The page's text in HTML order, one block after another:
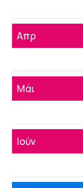
Απρ
Μάι
Ιούν